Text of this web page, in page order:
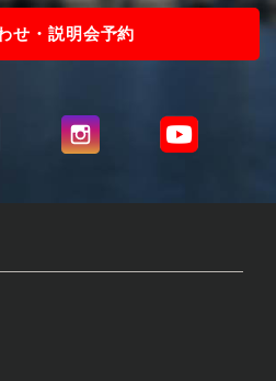
せ・説明会予約